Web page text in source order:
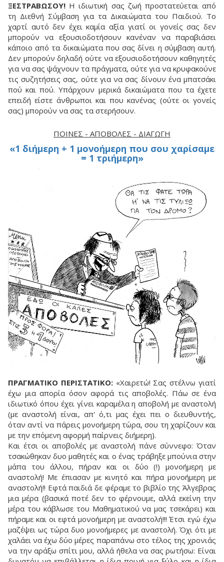
ΞΕΣΤΡΑΒΩΣΟΥ! Η ιδιωτική σας ζωή προστατεύεται από
τη Διεθνή Σύμβαση για τα Δικαιώματα του Παιδιού. Το
χαρτί αυτό δεν έχει καμία αξία γιατί οι γονείς σας δεν
μπορούν να εξουσιοδοτήσουν κανέναν να παραβιάσει
κάποιο από τα δικαιώματα που σας δίνει η σύμβαση αυτή.
Δεν μπορούν δηλαδή ούτε να εξουσιοδοτήσουν καθηγητές
για να σας ψάχνουν τα πράγματα, ούτε για να κρυφακούνε
τις συζητήσεις σας, ούτε για να σας δίνουν ένα μπατσάκι
πού και πού. Υπάρχουν μερικά δικαιώματα που τα έχετε
επειδή είστε άνθρωποι και που κανένας (ούτε οι γονείς
σας) μπορούν να σας τα στερήσουν.
ΠΟΙΝΈΣ - ΑΠΟΒΟΛΈΣ - ΔΙΑΓΩΓΉ
«1 διήμερη + 1 μονοήμερη που σου χαρίσαμε
= 1 τριήμερη»
ΠΡΑΓΜΑΤΙΚΟ ΠΕΡΙΣΤΑΤΙΚΟ:«Χαιρετώ! Σας στέλνω γιατί
έχω μια απορία όσον αφορά τις αποβολές. Πάω σε ένα
ιδιωτικό όπου έχει γίνει καραμέλα η αποβολή με αναστολή
(με αναστολή είναι, απ' ό,τι μας έχει πει ο διευθυντής,
όταν αντί να πάρεις μονοήμερη τώρα, σου τη χαρίζουν και
με την επόμενη αφορμή παίρνεις διήμερη).
Και έτσι οι αποβολές με αναστολή πάνε σύννεφο: Όταν
τσακώθηκαν δυο μαθητές και ο ένας τράβηξε μπούνια στην
μάπα του άλλου, πήραν και οι δύο (!) μονοήμερη με
αναστολή! Με έπιασαν με κινητό και πήρα μονοήμερη με
αναστολή!! Εφτά παιδιά δε φέραμε το βιβλίο της Άλγεβρας
μια μέρα (βασικά ποτέ δεν το φέρνουμε, αλλά εκείνη την
μέρα του κάβλωσε του Μαθηματικού να μας τσεκάρει) και
πήραμε και οι εφτά μονοήμερη με αναστολή!!! Έτσι εγώ έχω
μαζέψει ως τώρα δυο μονοήμερες με αναστολή. Όχι ότι με
χαλάει να έχω δύο μέρες παραπάνω στο τέλος της χρονιάς
να την αράξω σπίτι μου, αλλά ήθελα να σας ρωτήσω: Είναι